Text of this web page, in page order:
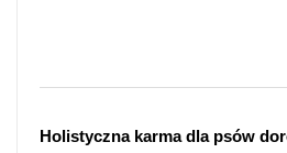
Holistyczna karma dla psów